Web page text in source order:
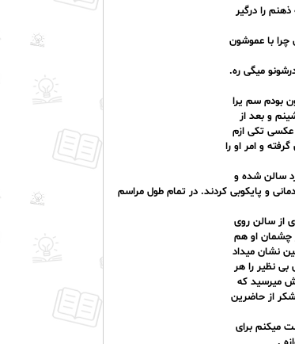
را درگیر
با عموشون
میگی ره.
بودم سم یرا
و بعد از
تکی ازم
و امر او را
سالن شده و
و پایکوبی کردند. در تمام طول مراسم
از سالن روی
چشمان او هم
نشان میداد
نظیر را هر
میرسید که
از حاضرین
میکنم برای